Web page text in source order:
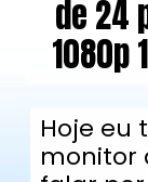
de 24
1080p
Hoje eu
monitor